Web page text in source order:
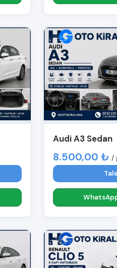
Audi A3 Sedan
8.500,00 ₺ /